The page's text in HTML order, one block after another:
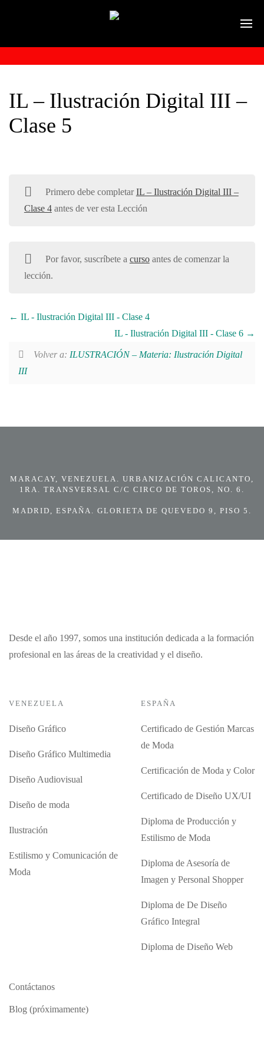
IL – Ilustración Digital III –
Clase 5
Primero debe completarIL – Ilustración Digital III –
Clase 4antes de ver esta Lección
Por favor, suscríbete a cursoantes de comenzar la
lección.
IL - Ilustración Digital III - Clase 4
IL - Ilustración Digital III - Clase 6
Volver a: ILUSTRACIÓN – Materia: Ilustración Digital
III
MARACAY, VENEZUELA. URBANIZACIÓN CALICANTO,
1RA. TRANSVERSAL C/C CIRCO DE TOROS, NO. 6.
MADRID, ESPAÑA. GLORIETA DE QUEVEDO 9, PISO 5.
Desde el año 1997, somos una institución dedicada a la formación
profesional en las áreas de la creatividad y el diseño.
VENEZUELA
Diseño Gráfico
Diseño Gráfico Multimedia
Diseño Audiovisual
Diseño de moda
Ilustración
Estilismo y Comunicación de
Moda
ESPAÑA
Certificado de Gestión Marcas
de Moda
Certificación de Moda y Color
Certificado de Diseño UX/UI
Diploma de Producción y
Estilismo de Moda
Diploma de Asesoría de
Imagen y Personal Shopper
Diploma de De Diseño
Gráfico Integral
Diploma de Diseño Web
Contáctanos
Blog (próximamente)